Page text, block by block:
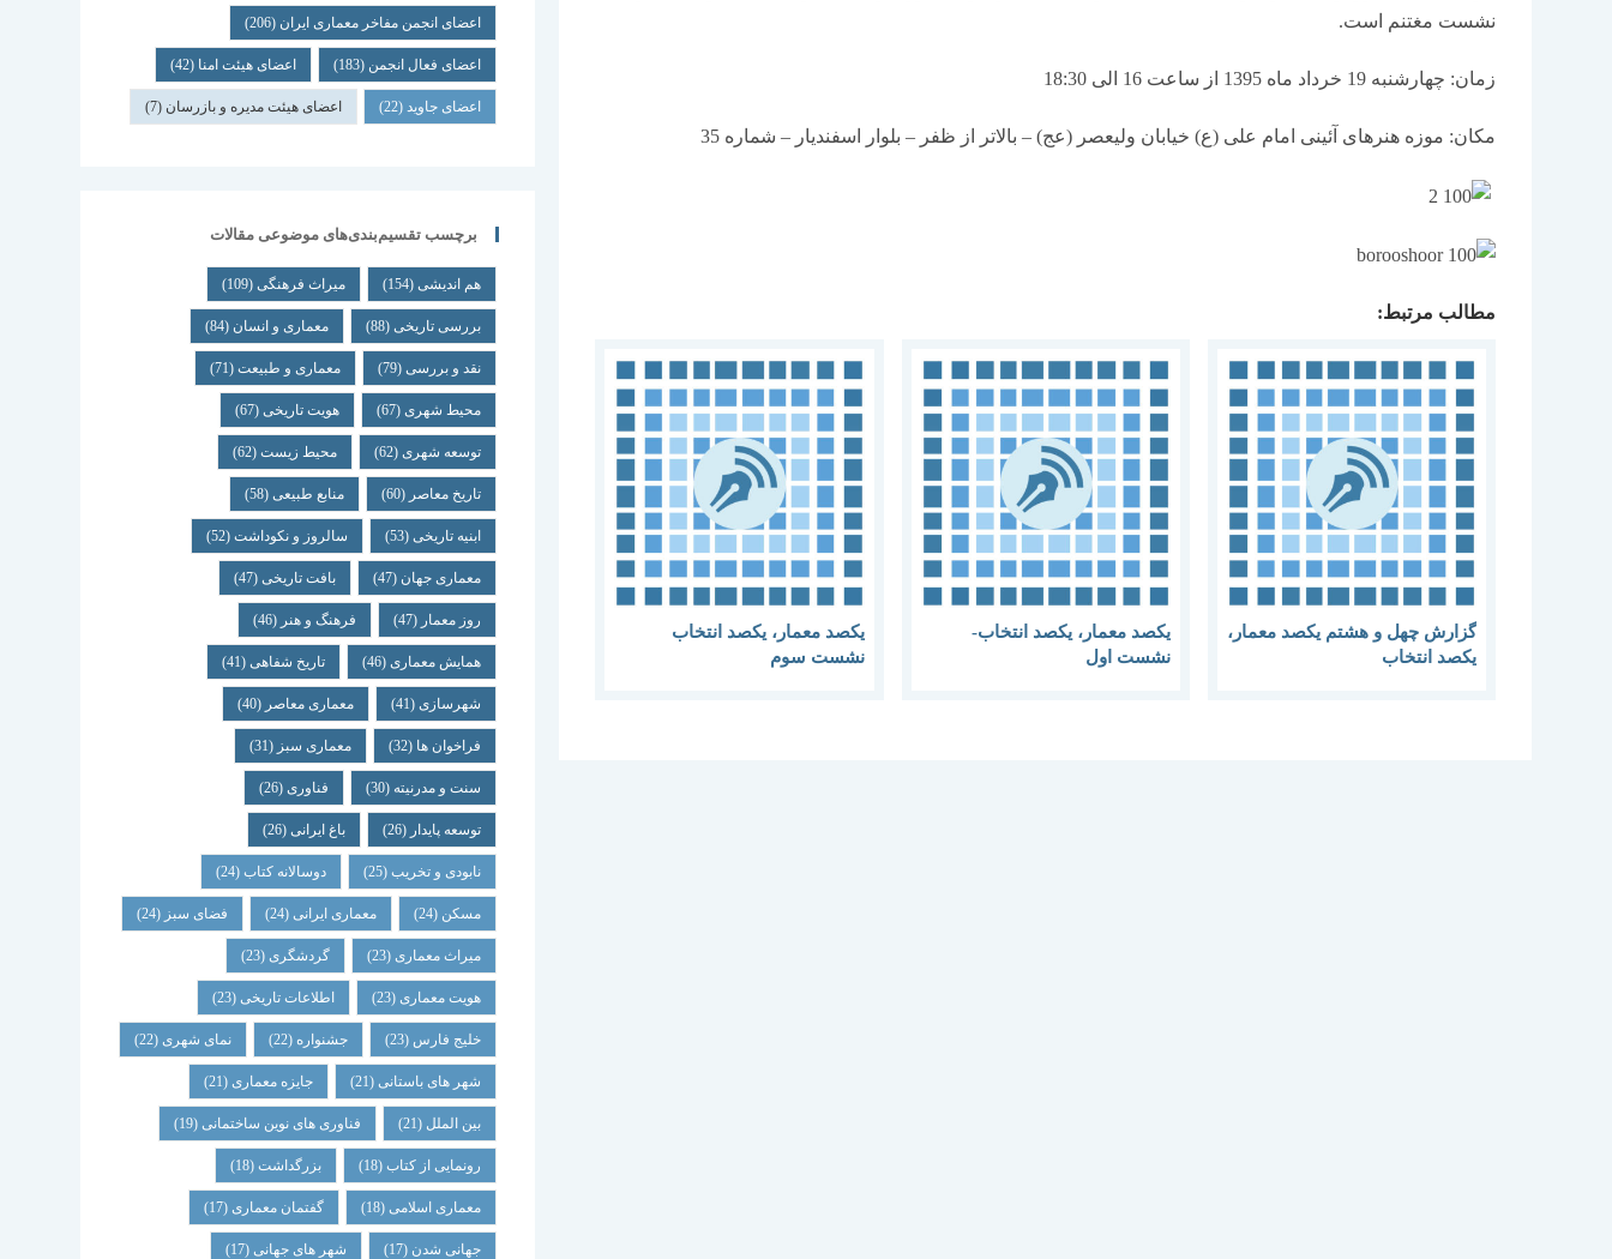
نشست مغتنم است.
زمان: چهارشنبه 19 خرداد ماه 1395 از ساعت 16 الی 18:30
مکان: موزه هنرهای آئینی امام علی (ع) خیابان ولیعصر (عج) – بالاتر از ظفر – بلوار اسفندیار – شماره 35
مطالب مرتبط:
گزارش چهل و هشتم یکصد معمار،
یکصد انتخاب
یکصد معمار، یکصد انتخاب-
نشست اول
یکصد معمار، یکصد انتخاب
نشست سوم
اعضای انجمن مفاخر معماری ایران (206)
اعضای فعال انجمن (183) اعضای هیئت امنا (42)
اعضای جاوید(22) اعضای هیئت مدیره و بازرسان (7)
برچسب تقسیم‌بندی‌های موضوعی مقالات
هم اندیشی(154) میراث فرهنگی(109)
بررسی تاریخی(88) معماری و انسان (84)
نقد و بررسی(79) معماری و طبیعت(71)
محیط شهری(67) هویت تاریخی(67)
توسعه شهری(62) محیط زیست(62)
تاریخ معاصر (60) منابع طبیعی(58)
ابنیه تاریخی(53) سالروز و نکوداشت(52)
معماری جهان (47) بافت تاریخی(47)
روز معمار (47) فرهنگ و هنر (46)
همایش معماری(46) تاریخ شفاهی(41)
شهرسازی(41) معماری معاصر (40)
فراخوان ها (32) معماری سبز (31)
سنت و مدرنیته (30) فناوری(26)
توسعه پایدار (26) باغ ایرانی(26)
نابودی و تخریب(25) دوسالانه کتاب(24)
مسکن (24) معماری ایرانی(24) فضای سبز (24)
میراث معماری(23) گردشگری(23)
هویت معماری(23) اطلاعات تاریخی(23)
خلیج فارس (23) جشنواره (22) نمای شهری(22)
شهر های باستانی(21) جایزه معماری(21)
بین الملل (21) فناوری های نوین ساختمانی(19)
رونمایی از کتاب(18) بزرگداشت(18)
معماری اسلامی(18) گفتمان معماری(17)
جهانی شدن (17) شهر های جهانی(17)